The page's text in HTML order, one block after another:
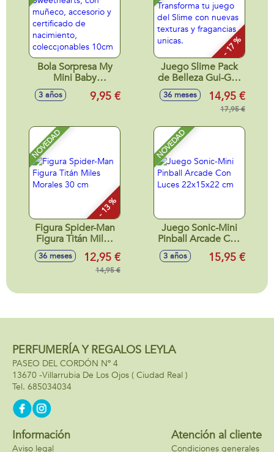
Bola Sorpresa My
Mini Baby
Sweethearts, con
muñeco, accesorio
colecc¡onables
3 años 9,95 €
- 17 %
Juego Slime Pack
de Belleza Gui-Gui.
Transforma tu
juego del Slime
con nuevas texturas
36 meses 14,95 €
17,95 €
NOVEDAD
- 13 %
Figura Spider-Man
Figura Titán Miles
Morales 30 cm
36 meses 12,95 €
14,95 €
NOVEDAD
Juego Sonic-Mini
Pinball Arcade Con
Luces 22x15x22
3 años 15,95 €
PERFUMERÍA Y REGALOS LEYLA
PASEO DEL CORDÓN Nº 4
13670 -Villarrubia De Los Ojos ( Ciudad Real )
685034034
Información
Aviso legal
Atención al cliente
Condiciones generales